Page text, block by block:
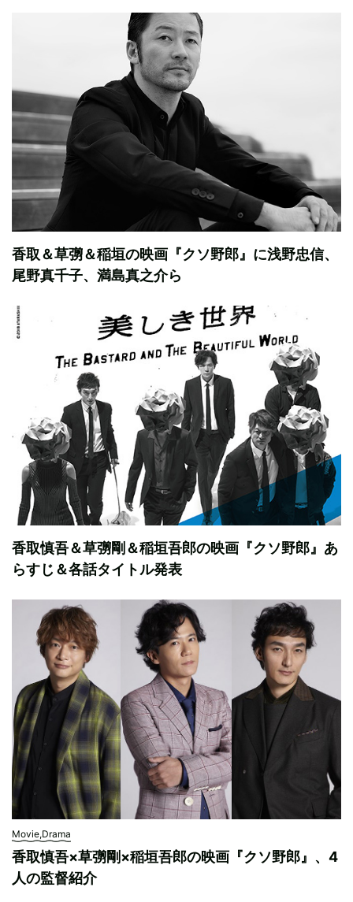
香取＆草彅＆稲垣の映画『クソ野郎』に浅野忠信、
尾野真千子、満島真之介ら
香取慎吾＆草彅剛＆稲垣吾郎の映画『クソ野郎』あ
らすじ＆各話タイトル発表
Movie,Drama
香取慎吾×草彅剛×稲垣吾郎の映画『クソ野郎』、4
人の監督紹介